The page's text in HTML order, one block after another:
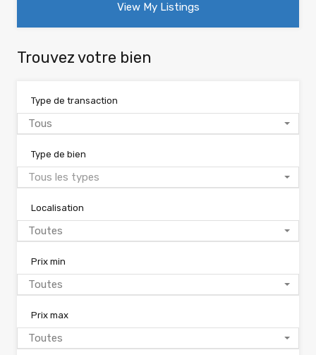
View My Listings
Trouvez votre bien
Type de transaction
Tous
Type de bien
Tous les types
Localisation
Toutes
Prix min
Toutes
Prix max
Toutes